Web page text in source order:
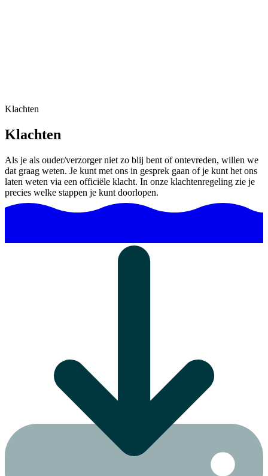
Klachten
Klachten
Als je als ouder/verzorger niet zo blij bent of ontevreden, willen we
dat graag weten. Je kunt met ons in gesprek gaan of je kunt het ons
laten weten via een officiële klacht. In onze klachtenregeling zie je
precies welke stappen je kunt doorlopen.